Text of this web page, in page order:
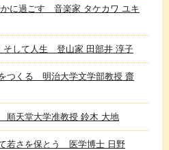
に過ごす 音楽家 タケカワ ユキ
そして人生 登山家 田部井 淳子
つくる 明治大学文学部教授 齋
天堂大学准教授 鈴木 大地
若さを保とう 医学博士 日野